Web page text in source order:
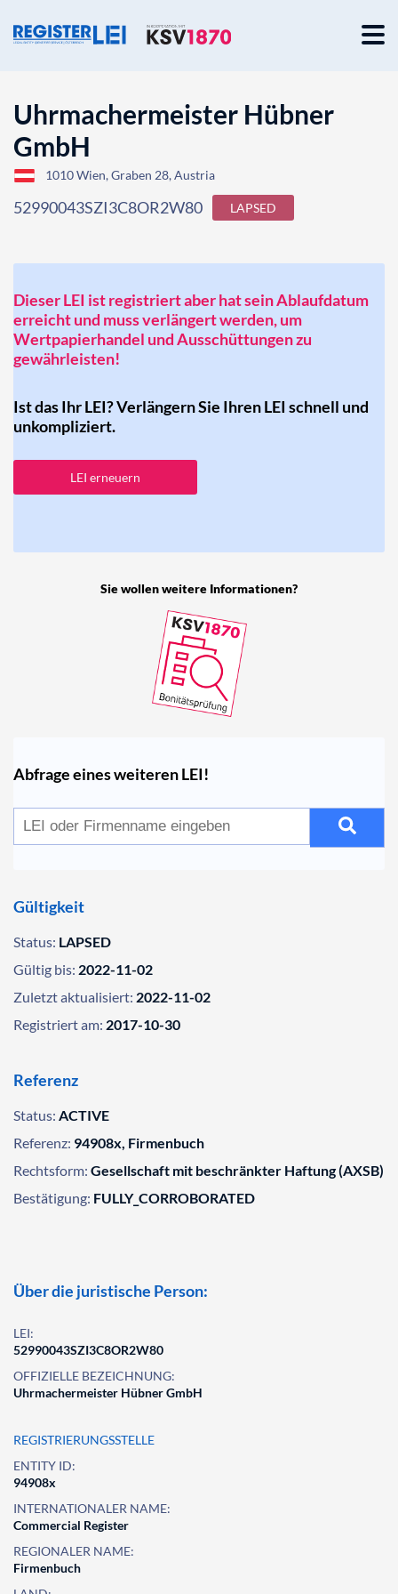
Uhrmachermeister Hübner
GmbH
1010 Wien, Graben 28, Austria
52990043SZI3C8OR2W80 LAPSED
Dieser LEI ist registriert aber hat sein Ablaufdatum
erreicht und muss verlängert werden, um
Wertpapierhandel und Ausschüttungen zu
gewährleisten!
Ist das Ihr LEI? Verlängern Sie Ihren LEI schnell und
unkompliziert.
LEI erneuern
Sie wollen weitere Informationen?
Abfrage eines weiteren LEI!
Gültigkeit
Status: LAPSED
Gültig bis: 2022-11-02
Zuletzt aktualisiert: 2022-11-02
Registriert am: 2017-10-30
Referenz
Status: ACTIVE
Referenz: 94908x, Firmenbuch
Rechtsform: Gesellschaft mit beschränkter Haftung (AXSB)
Bestätigung: FULLY_CORROBORATED
Über die juristische Person:
LEI:
52990043SZI3C8OR2W80
OFFIZIELLE BEZEICHNUNG:
Uhrmachermeister Hübner GmbH
REGISTRIERUNGSSTELLE
ENTITY ID:
94908x
INTERNATIONALER NAME:
Commercial Register
REGIONALER NAME:
Firmenbuch